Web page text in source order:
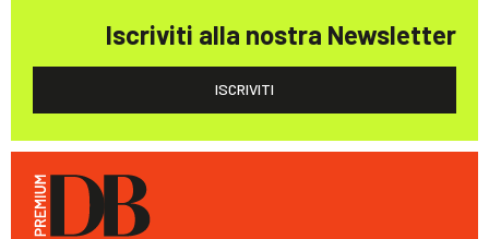
Iscriviti alla nostra Newsletter
ISCRIVITI